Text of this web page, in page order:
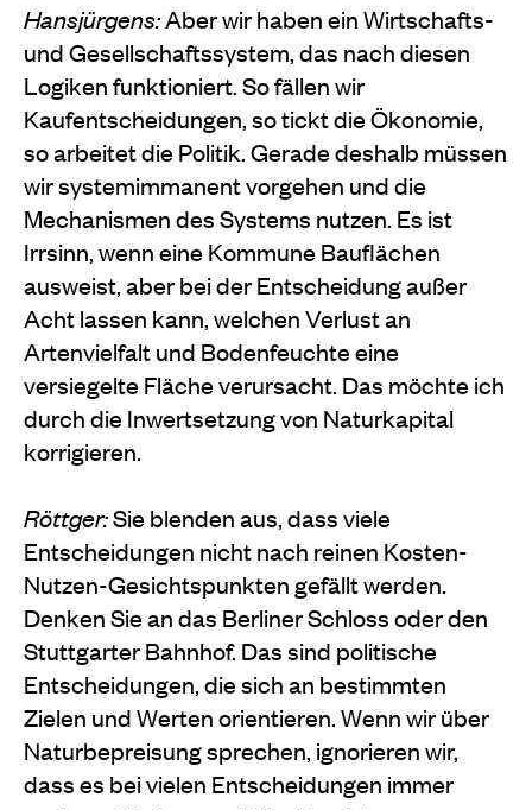
Hansjürgens:Aber wir haben ein Wirtschafts-
und Gesellschaftssystem, das nach diesen
Logiken funktioniert. So fällen wir
Kaufentscheidungen, so tickt die Ökonomie,
so arbeitet die Politik. Gerade deshalb müssen
wir systemimmanent vorgehen und die
Mechanismen des Systems nutzen. Es ist
Irrsinn, wenn eine Kommune Bauflächen
ausweist, aber bei der Entscheidung außer
Acht lassen kann, welchen Verlust an
Artenvielfalt und Bodenfeuchte eine
versiegelte Fläche verursacht. Das möchte ich
durch die Inwertsetzung von Naturkapital
korrigieren.
Röttger:Sie blenden aus, dass viele
Entscheidungen nicht nach reinen Kosten-
Nutzen-Gesichtspunkten gefällt werden.
Denken Sie an das Berliner Schloss oder den
Stuttgarter Bahnhof. Das sind politische
Entscheidungen, die sich an bestimmten
Zielen und Werten orientieren. Wenn wir über
Naturbepreisung sprechen, ignorieren wir,
dass es bei vielen Entscheidungen immer